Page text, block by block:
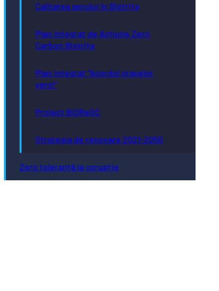
Calitatea aerului în Bistrița
Plan Integrat de Acțiune Zero
Carbon Bistrița
Plan integrat “Acordul orașelor
verzi”
Proiect BiOReSC
Strategia de renovare 2021-2050
Zero toleranță la corupție